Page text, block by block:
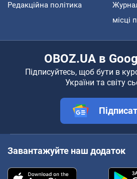
Редакційна політика
місці
OBOZ.UA в
Підписуйтесь, щоб бути в
України та світу
Завантажуйте наш додаток